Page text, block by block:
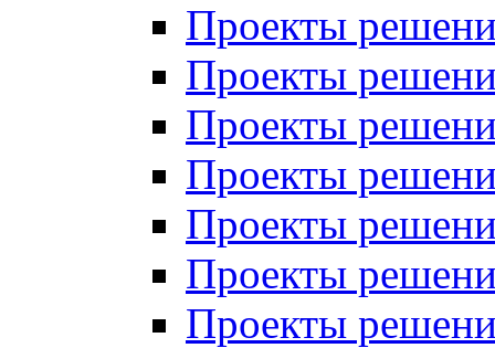
Проекты
Проекты
Проекты
Проекты
Проекты
Проекты
Проекты